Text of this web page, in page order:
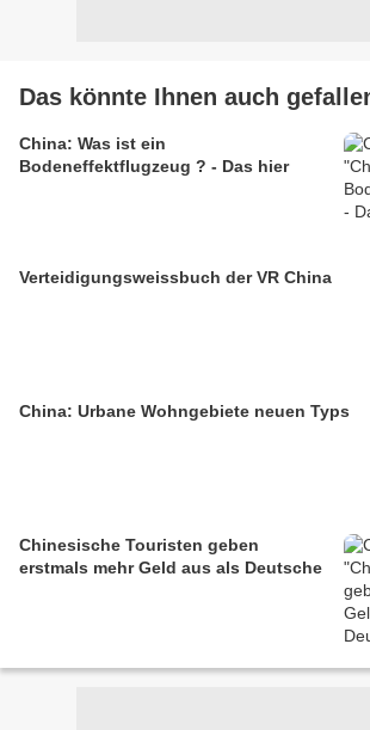
Das könnte Ihnen auch
China: Was ist ein
Bodeneffektflugzeug ? - Das hier
Verteidigungsweissbuch der VR China
China: Urbane Wohngebiete neuen Typs
Chinesische Touristen geben
erstmals mehr Geld aus als Deutsche